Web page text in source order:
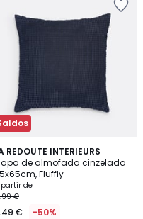
REDOUTE INTERIEURS
de almofada cinzelada
Fluffly
de
€
€ -50%
5